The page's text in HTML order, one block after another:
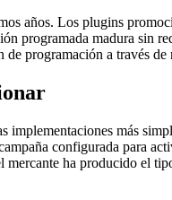
años. Los plugins
programada madura sin
programación a través de
más
configurada para
ha producido el